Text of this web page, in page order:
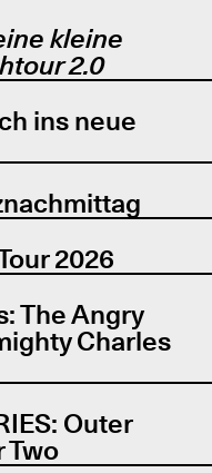
kleine
2.0
ins neue
2026
The Angry
Charles
Outer
Two